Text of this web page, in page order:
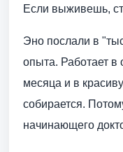
Если выживешь,
Эно послали в
опыта. Работает в
месяца и в
собирается.
начинающего